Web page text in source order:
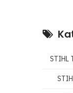
STIHL